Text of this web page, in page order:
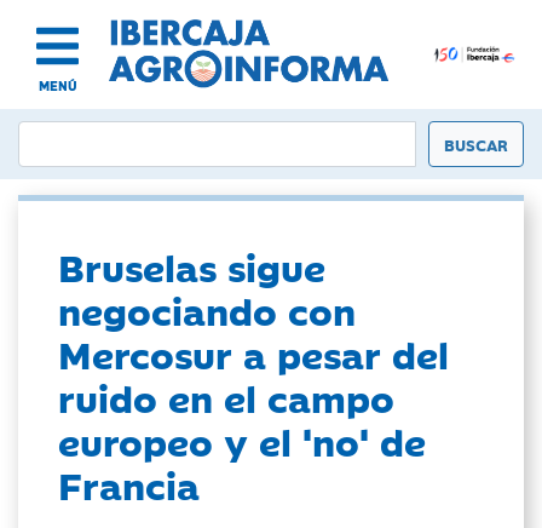
MENÚ
Bruselas sigue
negociando con
Mercosur a pesar del
ruido en el campo
europeo y el 'no' de
Francia